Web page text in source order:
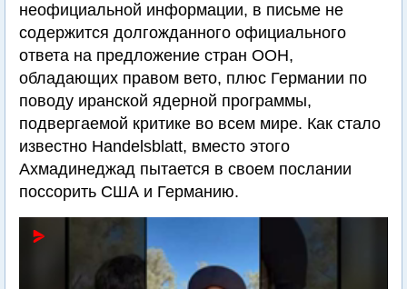
неофициальной информации, в письме не
содержится долгожданного официального
ответа на предложение стран ООН,
обладающих правом вето, плюс Германии по
поводу иранской ядерной программы,
подвергаемой критике во всем мире. Как стало
известно Handelsblatt, вместо этого
Ахмадинеджад пытается в своем послании
поссорить США и Германию.